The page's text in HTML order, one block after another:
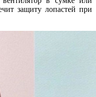
защиту лопастей при